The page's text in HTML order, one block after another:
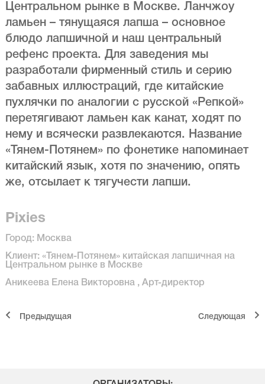
Центральном рынке в Москве. Ланчжоу
ламьен – тянущаяся лапша – основное
блюдо лапшичной и наш центральный
рефенс проекта. Для заведения мы
разработали фирменный стиль и серию
забавных иллюстраций, где китайские
пухлячки по аналогии с русской «Репкой»
перетягивают ламьен как канат, ходят по
нему и всячески развлекаются. Название
«Тянем-Потянем» по фонетике напоминает
китайский язык, хотя по значению, опять
же, отсылает к тягучести лапши.
Pixies
Город: Москва
Клиент: «Тянем-Потянем» китайская лапшичная на
Центральном рынке в Москве
Аникеева Елена Викторовна , Арт-директор
Предыдущая Cледующая